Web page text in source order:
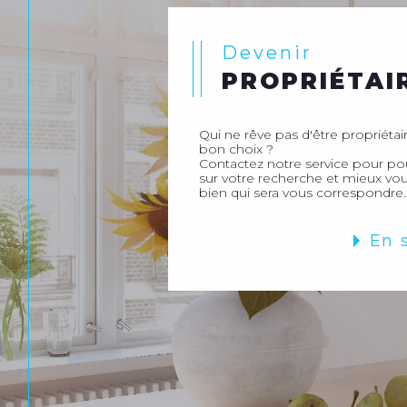
Devenir
Qui ne rêve pas d'être
bon choix ?
Contactez notre service pour
sur votre recherche et mieux
bien qui sera vous correspondre.
En